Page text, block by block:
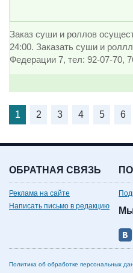
Заказ суши и роллов
24:00. Заказать суши и
Федерации 7, тел: 92-07-70,
1 2 3 4 5 6
ОБРАТНАЯ СВЯЗЬ
Реклама на сайте
Написать письмо в редакцию
Политика об обработке персональных